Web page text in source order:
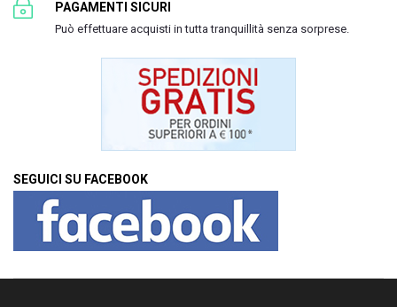
PAGAMENTI SICURI
Può effettuare acquisti in tutta tranquillità senza sorprese.
SEGUICI SU FACEBOOK